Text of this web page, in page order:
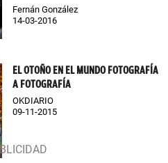
Fernán González
14-03-2016
EL OTOÑO EN EL MUNDO FOTOGRAFÍA
A FOTOGRAFÍA
OKDIARIO
09-11-2015